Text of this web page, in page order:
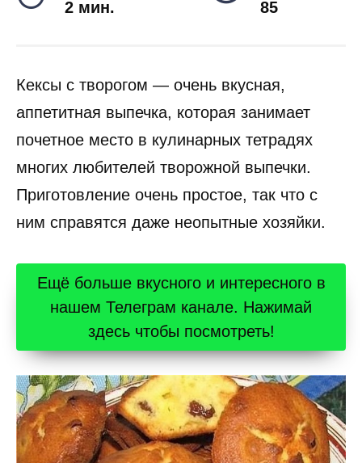
2 мин. 85
Кексы с творогом — очень вкусная,
аппетитная выпечка, которая занимает
почетное место в кулинарных тетрадях
многих любителей творожной выпечки.
Приготовление очень простое, так что с
ним справятся даже неопытные хозяйки.
Ещё больше вкусного и интересного в
нашем Телеграм канале. Нажимай
здесь чтобы посмотреть!